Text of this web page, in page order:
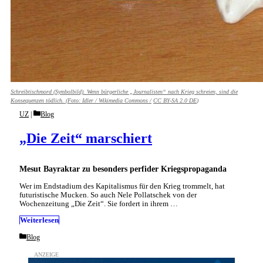
Schreibtischmord (Symbolbild). Wenn bürgerliche „Journalisten“ nach Krieg schreien, sind die
Konsequenzen tödlich. (Foto: Idler / Wikimedia Commons / CC BY-SA 2.0 DE)
Mesut Bayraktar zu besonders perfider Kriegspropaganda
„Die Zeit“ marschiert
UZ Categories
Blog
Wer im Endstadium des Kapitalismus für den Krieg trommelt, hat
futuristische Mucken. So auch Nele Pollatschek von der
Wochenzeitung „Die Zeit“. Sie fordert in ihrem …
Weiterlesen
Categories
Blog